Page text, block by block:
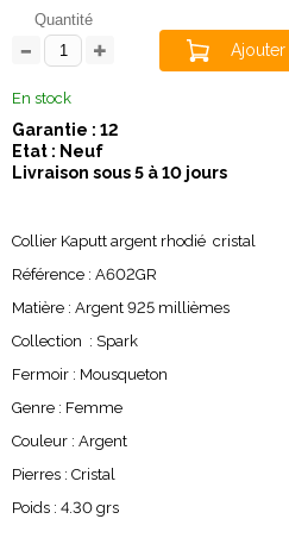
Quantité
Ajouter
En stock
Garantie : 12
Etat : Neuf
Livraison sous 5 à 10 jours
Collier Kaputt argent rhodié cristal
Référence : A602GR
Matière : Argent 925 millièmes
Collection :
Fermoir : Mousqueton
Genre : Femme
Couleur : Argent
Pierres : Cristal
Poids : 4.30 grs